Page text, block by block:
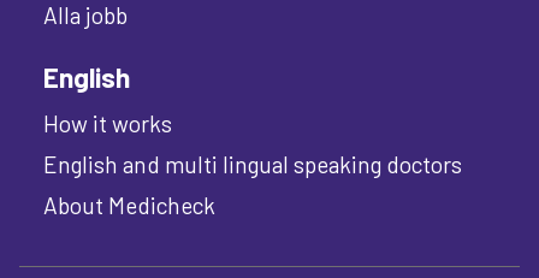
Alla jobb
English
How it works
English and multi lingual speaking doctors
About Medicheck